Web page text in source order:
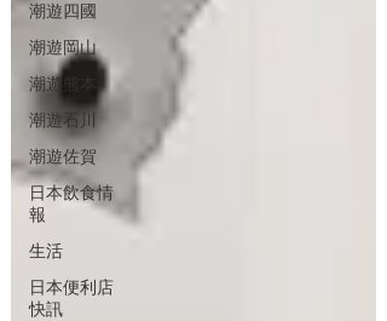
潮遊四國
潮遊岡山
潮遊熊本
潮遊石川
潮遊佐賀
日本飲食情
報
生活
日本便利店
快訊